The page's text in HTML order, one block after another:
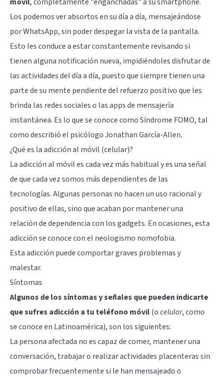
Los podemos ver absortos en su día a día, mensajeándose
por WhatsApp, sin poder despegar la vista de la pantalla.
Esto les conduce a estar constantemente revisando si
tienen alguna notificación nueva, impidiéndoles disfrutar de
las actividades del día a día, puesto que siempre tienen una
parte de su mente pendiente del refuerzo positivo que les
brinda las redes sociales o las apps de mensajería
instantánea. Es lo que se conoce comoSíndrome FOMO, tal
como describió el psicólogo Jonathan García-Allen.
¿Qué es la adicción al móvil (celular)?
La adicción al móvil es cada vez más habitual y es una señal
de que cada vez somos más dependientes de las
tecnologías. Algunas personas no hacen un uso racional y
positivo de ellas, sino que acaban por mantener una
relación de dependencia con los gadgets. En ocasiones, esta
adicción se conoce con el neologismo nomofobia.
Esta adicción puede comportar graves problemas y
malestar.
Síntomas
Algunos de los síntomas y señales que pueden indicarte
que sufres adicción a tu teléfono móvil(ocelular, como
se conoce en Latinoamérica), son los siguientes:
La persona afectada no es capaz de comer, mantener una
conversación, trabajar o realizar actividades placenteras sin
comprobar frecuentemente si le han mensajeado o